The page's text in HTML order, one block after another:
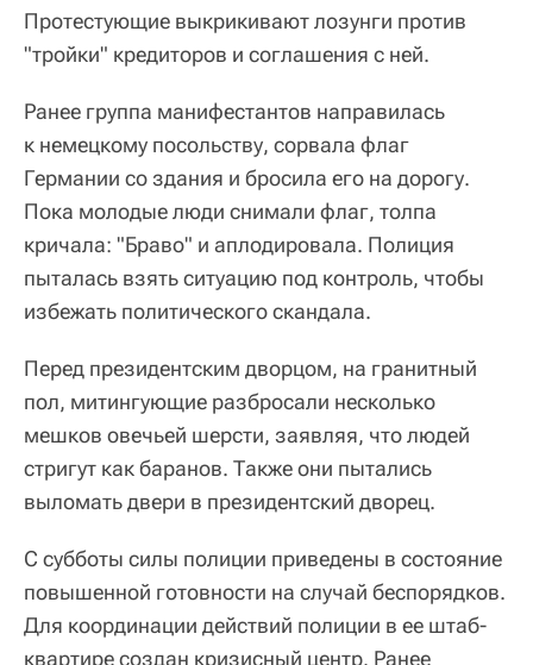
Протестующие выкрикивают лозунги против
"тройки" кредиторов и соглашения с ней.
Ранее группа манифестантов направилась
к немецкому посольству, сорвала флаг
Германии со здания и бросила его на дорогу.
Пока молодые люди снимали флаг, толпа
кричала: "Браво" и аплодировала. Полиция
пыталась взять ситуацию под контроль, чтобы
избежать политического скандала.
Перед президентским дворцом, на гранитный
пол, митингующие разбросали несколько
мешков овечьей шерсти, заявляя, что людей
стригут как баранов. Также они пытались
выломать двери в президентский дворец.
С субботы силы полиции приведены в состояние
повышенной готовности на случай беспорядков.
Для координации действий полиции в ее штаб-
квартире создан кризисный центр. Ранее